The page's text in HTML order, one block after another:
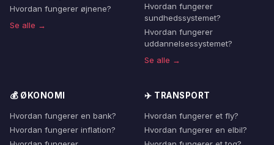
Hvordan fungerer øjnene?
Se alle →
Hvordan fungerer
sundhedssystemet?
Hvordan fungerer
uddannelsessystemet?
Se alle →
💰 ØKONOMI
Hvordan fungerer en bank?
Hvordan fungerer inflation?
✈️ TRANSPORT
Hvordan fungerer et fly?
Hvordan fungerer en elbil?